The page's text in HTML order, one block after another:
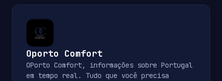
Oporto Comfort
OPorto Comfort, informações sobre Portugal
em tempo real. Tudo que você precisa